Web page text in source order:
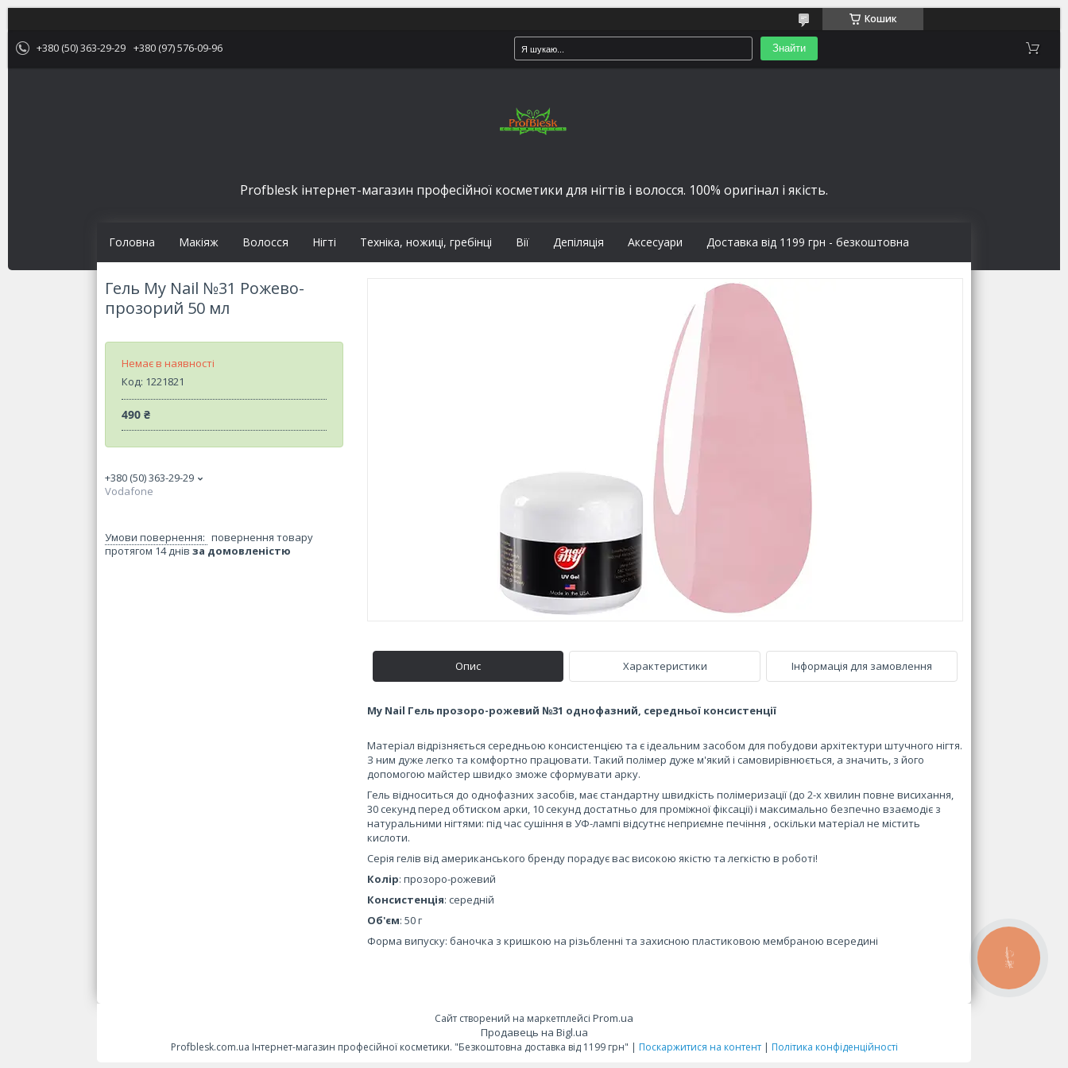
Кошик
+380 (50) 363-29-29 +380 (97) 576-09-96 Знайти
Profblesk інтернет-магазин професійної косметики для нігтів і волосся. 100% оригінал і якість.
Головна Макіяж Волосся Нігті Техніка, ножиці, гребінці Вії Депіляція Аксесуари Доставка від 1199 грн - безкоштовна
Гель My Nail №31 Рожево-
прозорий 50 мл
Немає в наявності
Код: 1221821
490 ₴
+380 (50) 363-29-29
Vodafone
повернення товару
протягом 14 днів за домовленістю
Опис Характеристики Інформація для замовлення
My Nail Гель прозоро-рожевий №31 однофазний, середньої консистенції
Матеріал відрізняється середньою консистенцією та є ідеальним засобом для побудови архітектури штучного нігтя.
З ним дуже легко та комфортно працювати. Такий полімер дуже м'який і самовирівнюється, а значить, з його
допомогою майстер швидко зможе сформувати арку.
Гель відноситься до однофазних засобів, має стандартну швидкість полімеризації (до 2-х хвилин повне висихання,
30 секунд перед обтиском арки, 10 секунд достатньо для проміжної фіксації) і максимально безпечно взаємодіє з
натуральними нігтями: під час сушіння в УФ-лампі відсутнє неприємне печіння , оскільки матеріал не містить
кислоти.
Серія гелів від американського бренду порадує вас високою якістю та легкістю в роботі!
Колір: прозоро-рожевий
Консистенція: середній
Об'єм: 50 г
Форма випуску: баночка з кришкою на різьбленні та захисною пластиковою мембраною всередині
Сайт створений на маркетплейсі Prom.ua
Продавець на Bigl.ua
Profblesk.com.ua Інтернет-магазин професійної косметики. "Безкоштовна доставка від 1199 грн" | Поскаржитися на контент | Політика конфіденційності
КНОПКА
ЗВ'ЯЗКУ